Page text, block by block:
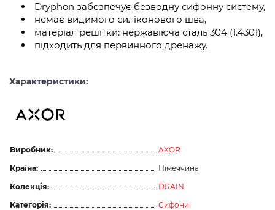
Dryphon забезпечує безводну сифонну систему,
немає видимого силіконового шва,
матеріал решітки: нержавіюча сталь 304 (1.4301),
підходить для первинного дренажу.
Характеристики:
Виробник:
AXOR
Країна:
Німеччина
Колекція:
DRAIN
Категорія:
Сифони